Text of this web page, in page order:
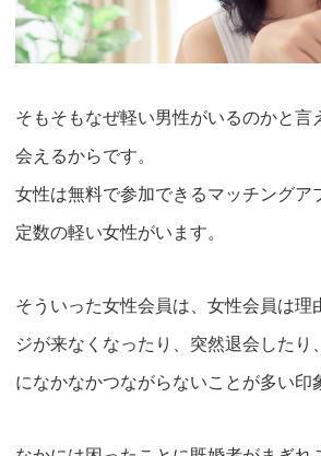
そもそもなぜ軽い男性がいるのかと言
会えるからです。
女性は無料で参加できるマッチングア
定数の軽い女性がいます。
そういった女性会員は、女性会員は理
ジが来なくなったり、突然退会したり
になかなかつながらないことが多い印